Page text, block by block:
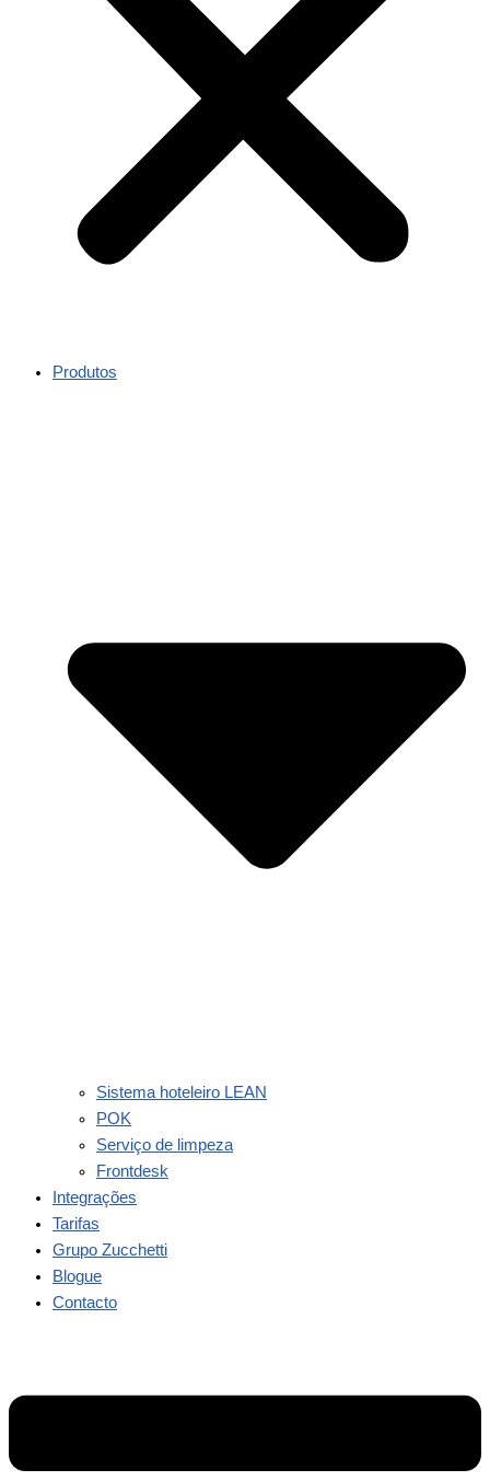
Produtos
Sistema hoteleiro LEAN
POK
Serviço de limpeza
Frontdesk
Integrações
Tarifas
Grupo Zucchetti
Blogue
Contacto